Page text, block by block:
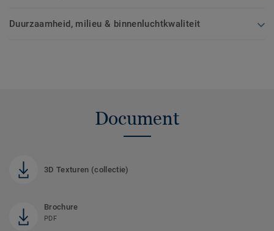
Duurzaamheid, milieu & binnenluchtkwaliteit
Document
3D Texturen (collectie)
Brochure
PDF